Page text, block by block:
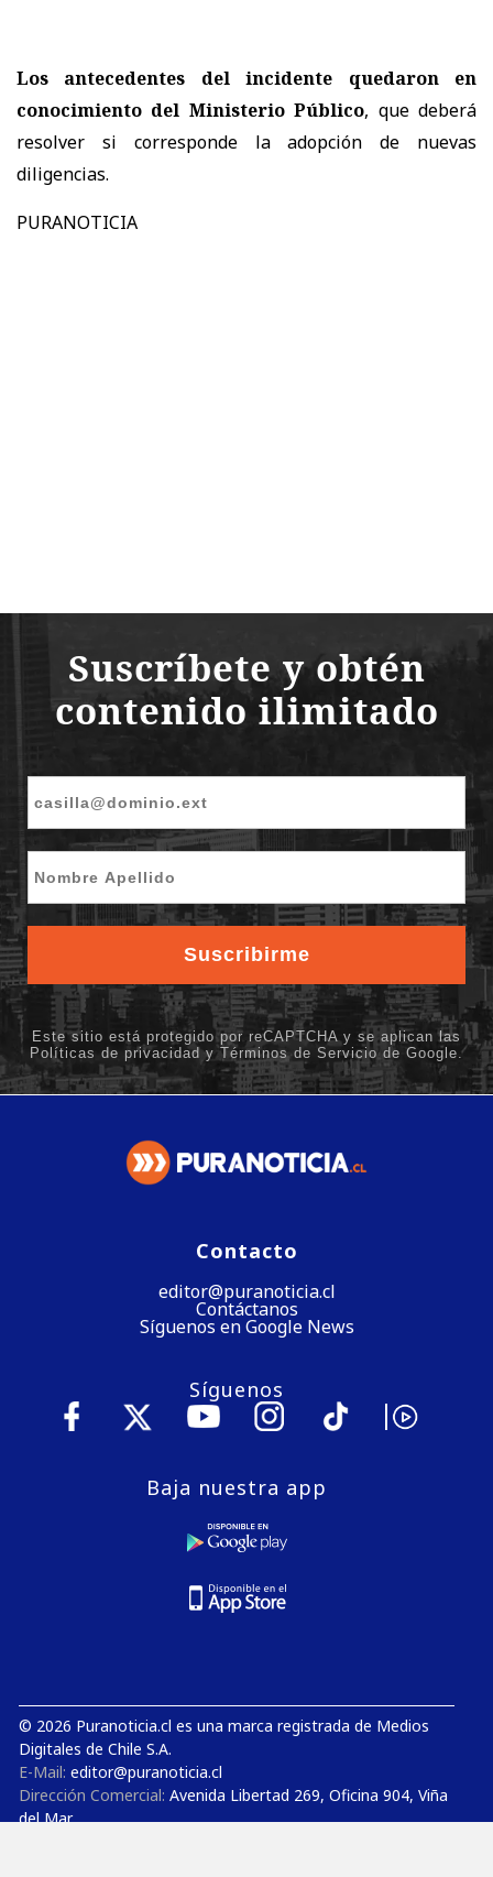
Los antecedentes del incidente quedaron en
conocimiento del Ministerio Público, que deberá
resolver si corresponde la adopción de nuevas
diligencias.
PURANOTICIA
Contacto
editor@puranoticia.cl
Contáctanos
Síguenos en Google News
Síguenos
Baja nuestra app
© 2026 Puranoticia.cl es una marca registrada de Medios
Digitales de Chile S.A.
E-Mail: editor@puranoticia.cl
Dirección Comercial: Avenida Libertad 269, Oficina 904, Viña
del Mar